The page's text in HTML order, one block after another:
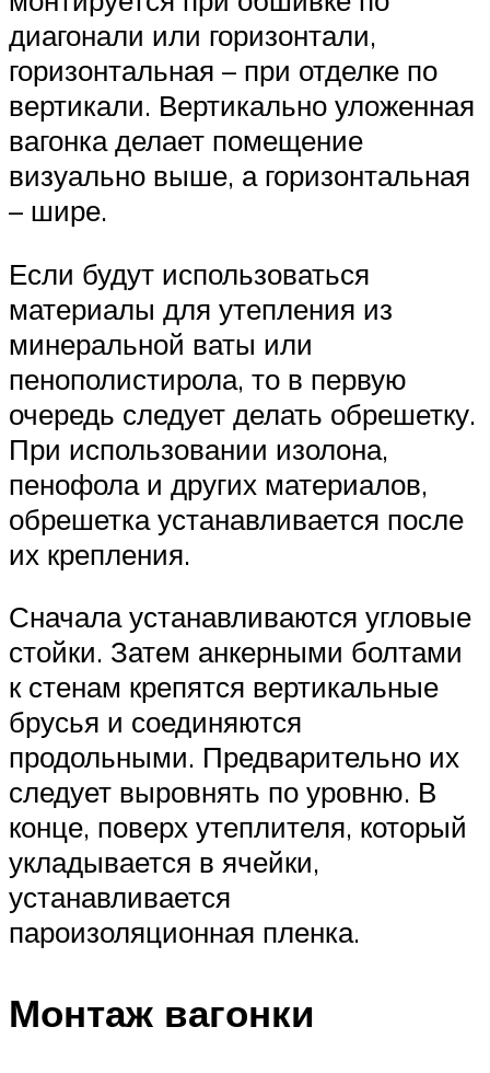
диагонали или горизонтали,
горизонтальная – при отделке по
вертикали. Вертикально уложенная
вагонка делает помещение
визуально выше, а горизонтальная
– шире.
Если будут использоваться
материалы для утепления из
минеральной ваты или
пенополистирола, то в первую
очередь следует делать обрешетку.
При использовании изолона,
пенофола и других материалов,
обрешетка устанавливается после
их крепления.
Сначала устанавливаются угловые
стойки. Затем анкерными болтами
к стенам крепятся вертикальные
брусья и соединяются
продольными. Предварительно их
следует выровнять по уровню. В
конце, поверх утеплителя, который
укладывается в ячейки,
устанавливается
пароизоляционная пленка.
Монтаж вагонки